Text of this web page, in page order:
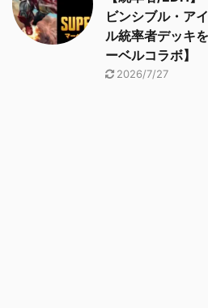
ビンシブル・ア
ル統率者デッキ
ーベルコラボ】
2026/7/27